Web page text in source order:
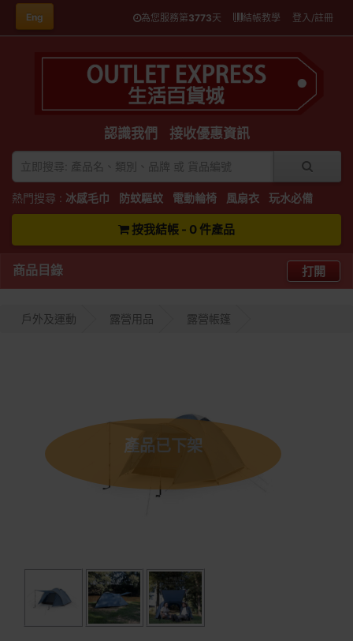
Eng 為您服務第3773天 結帳教學 登入/註冊
認識我們 接收優惠資訊
熱門搜尋 : 冰感毛巾 防蚊驅蚊 電動輪椅 風扇衣 玩水必備
按我結帳 - 0 件產品
商品目錄 打開
戶外及運動 露營用品 露營帳篷
產品已下架